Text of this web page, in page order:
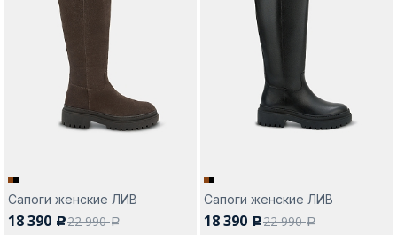
Сапоги женские ЛИВ
18 390 c22 990a
Сапоги женские ЛИВ
18 390 c22 990a